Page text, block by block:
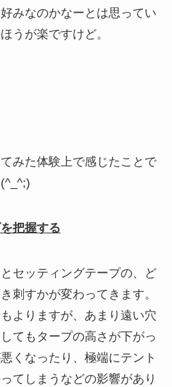
みなのかなーとは思ってい
うが楽ですけど。
みた体験上で感じたことで
把握する
セッティングテープの、ど
刺すかが変わってきます。
よりますが、あまり遠い穴
てもタープの高さが下がっ
くなったり、極端にテント
てしまうなどの影響があり